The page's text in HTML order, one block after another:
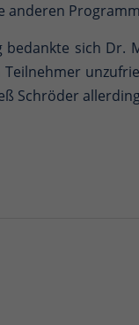
sich Dr.
Schröder